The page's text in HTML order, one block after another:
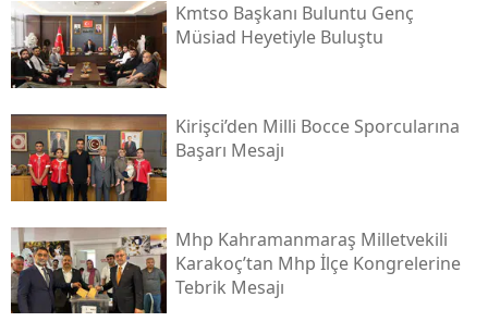
Kmtso Başkanı Buluntu Genç
Müsi̇ad Heyetiyle Buluştu
Kirişci’den Milli Bocce Sporcularına
Başarı Mesajı
Mhp Kahramanmaraş Milletvekili
Karakoç’tan Mhp İlçe Kongrelerine
Tebrik Mesajı